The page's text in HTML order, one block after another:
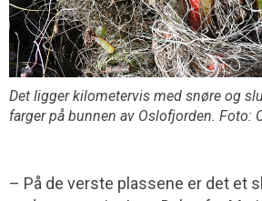
Det ligger kilometervis med snøre og
farger på bunnen av Oslofjorden. Foto:
– På de verste plassene er det et